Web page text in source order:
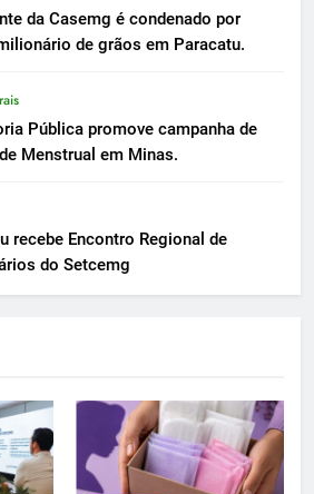
da Casemg é condenado por
de grãos em Paracatu.
Pública promove campanha de
Menstrual em Minas.
recebe Encontro Regional de
do Setcemg